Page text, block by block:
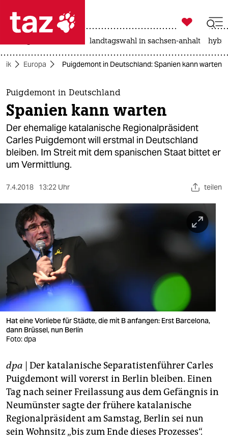
 taz zahl ich
taz zahl ich
themen
politik
öko
gesellschaft
kultur
sport
berlin
nord
wahrheit
verlag
verlag
veranstaltungen
fragen & hilfe
unterstützen
abo

taz zahl ich
landtagswahl in sachsen-anhalt
Europa Puigdemont in Deutschland: Spanien kann warten
Puigdemont in Deutschland
Spanien kann warten
Der ehemalige katalanische Regionalpräsident
Carles Puigdemont will erstmal in Deutschland
bleiben. Im Streit mit dem spanischen Staat bittet er
um Vermittlung.
7.4.2018 13:22 Uhr teilen
Hat eine Vorliebe für Städte, die mit B anfangen: Erst Barcelona,
dann Brüssel, nun Berlin
Foto: dpa
dpa | Der katalanische Separatistenführer Carles
Puigdemont will vorerst in Berlin bleiben. Einen
Tag nach seiner Freilassung aus dem Gefängnis in
Neumünster sagte der frühere katalanische
Regionalpräsident am Samstag, Berlin sei nun
sein Wohnsitz „bis zum Ende dieses Prozesses“.